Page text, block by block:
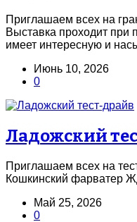
Приглашаем всех на
Выставка проходит при
имеет интересную и
Июнь 10, 2026
0
Ладожский
Приглашаем всех на
Кошкинский фарватер
Май 25, 2026
0